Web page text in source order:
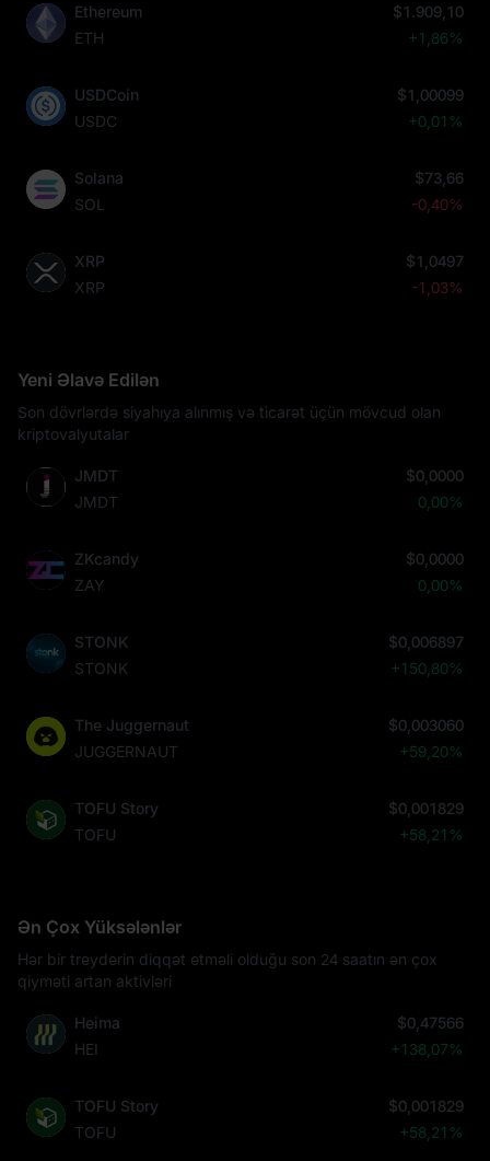
Ethereum
ETH
$1.909,10
+1,86%
USDCoin
USDC
$1,00099
+0,01%
Solana
SOL
$73,66
-0,40%
XRP
XRP
$1,0497
-1,03%
Yeni Əlavə Edilən
Son dövrlərdə siyahıya alınmış və ticarət üçün mövcud olan
kriptovalyutalar
JMDT
JMDT
$0,0000
0,00%
ZKcandy
ZAY
$0,0000
0,00%
STONK
STONK
$0,006897
+150,80%
The Juggernaut
JUGGERNAUT
$0,003060
+59,20%
TOFU Story
TOFU
$0,001829
+58,21%
Ən Çox Yüksələnlər
Hər bir treyderin diqqət etməli olduğu son 24 saatın ən çox
qiyməti artan aktivləri
Heima
HEI
$0,47566
+138,07%
TOFU Story
TOFU
$0,001829
+58,21%